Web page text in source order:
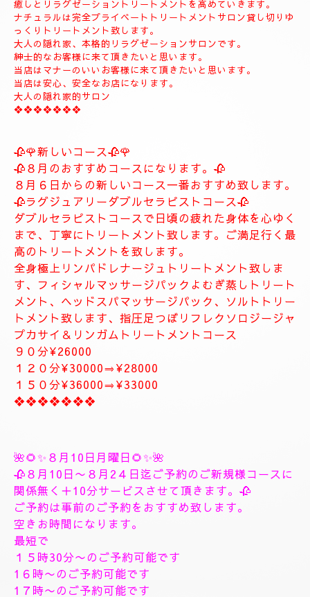
🍀お店のコンセプト🍀
当店は純粋で健全なリラクゼーションサロンです。お客様へのお
もてなしを一番に大切にしています。
お客様には質の高いトリートメント丁寧な接客、カウンセリング
を致します。
くつろげる空間の中で上質なトリートメントで心身共にリラック
スして頂き、ワンランク上のおもてなしで疲れた貴方様のお体を
丁寧なトリートメントで癒やします。
ナチュラルはお客様のお体と健康維持のメンテナスサロンを目指
します。
お客様に寄り添ったおもてなしを心がけております。
癒しとリラグゼーショントリートメントを高めていきます。
ナチュラルは完全プライベートトリートメントサロン貸し切りゆ
っくりトリートメント致します。
大人の隠れ家、本格的リラグゼーションサロンです。
紳士的なお客様に来て頂きたいと思います。
当店はマナーのいいお客様に来て頂きたいと思います。
当店は安心、安全なお店になります。
大人の隠れ家的サロン
❖❖❖❖❖❖❖
🥀🌹新しいコース🥀🌹
🥀８月のおすすめコースになります。🥀
８月６日からの新しいコース一番おすすめ致します。
🥀ラグジュアリーダブルセラピストコース🥀
ダブルセラピストコースで日頃の疲れた身体を心ゆく
全身極上リンパドレナージュトリートメント致しま
す、フィシャルマッサージパックよむぎ蒸しトリート
メント、ヘッドスパマッサージパック、ソルトトリー
トメント致します、指圧足つぼリフレクソロジージャ
プカサイ＆リンガムトリートメントコース
９０分¥26000
１２０分¥30000⇒¥28000
１５０分¥36000⇒¥33000
❖❖❖❖❖❖❖